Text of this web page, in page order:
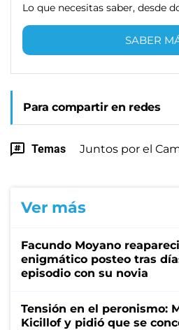
Lo que necesitas saber, desde
SABER
Para compartir en redes
Temas Juntos por el
Ver más
Facundo Moyano
enigmático posteo tras
episodio con su novia
Tensión en el peronismo:
Kicillof y pidió que se